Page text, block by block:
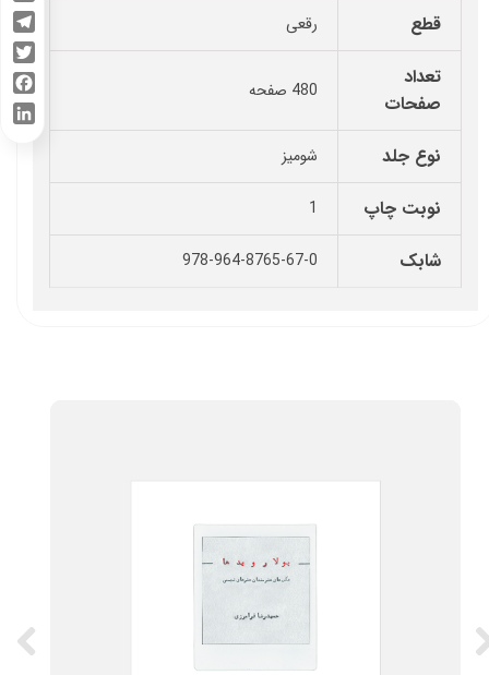
قطع رقعی
تعداد
صفحات
480 صفحه
نوع جلد شومیز
نوبت چاپ 1
شابک 978-964-8765-67-0
WhatsApp
Telegram
Twitter
Facebook
LinkedIn